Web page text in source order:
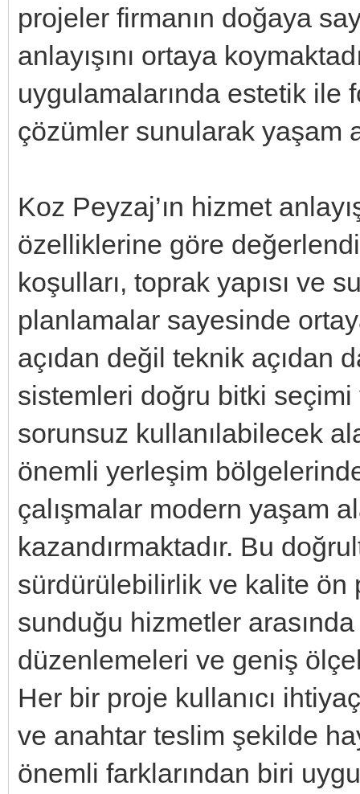
projeler firmanın doğaya
anlayışını ortaya
uygulamalarında estetik
çözümler sunularak yaşam
Koz Peyzaj’ın hizmet
özelliklerine göre
koşulları, toprak yapısı ve
planlamalar sayesinde
açıdan değil teknik açıdan
sistemleri doğru bitki seçimi
sorunsuz kullanılabilecek
önemli yerleşim
çalışmalar modern yaşam
kazandırmaktadır. Bu
sürdürülebilirlik ve kalite ön
sunduğu hizmetler
düzenlemeleri ve geniş
Her bir proje kullanıcı
ve anahtar teslim şekilde
önemli farklarından biri